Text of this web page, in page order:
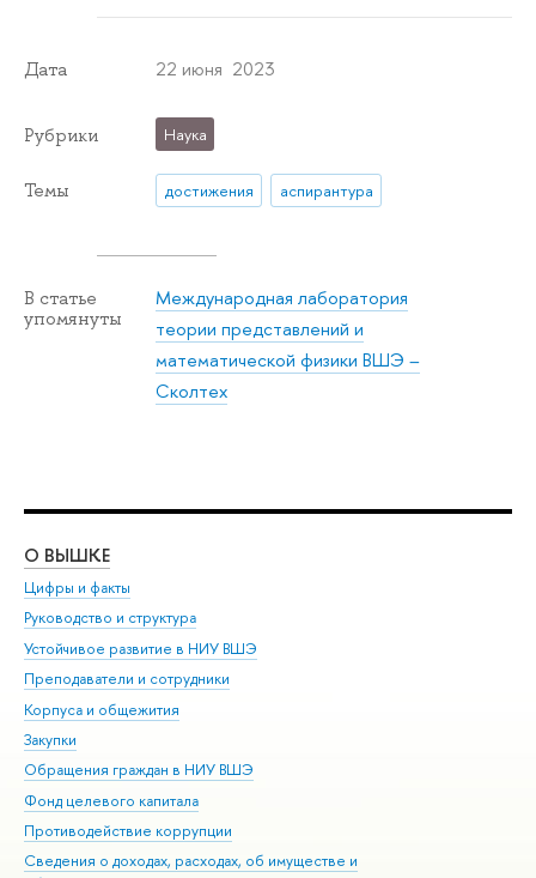
Дата 22 июня 2023
Рубрики Наука
Темы достижения аспирантура
В статье
упомянуты
Международная лаборатория
теории представлений и
математической физики ВШЭ –
Сколтех
О ВЫШКЕ
Цифры и факты
Руководство и структура
Устойчивое развитие в НИУ ВШЭ
Преподаватели и сотрудники
Корпуса и общежития
Закупки
Обращения граждан в НИУ ВШЭ
Фонд целевого капитала
Противодействие коррупции
Сведения о доходах, расходах, об имуществе и